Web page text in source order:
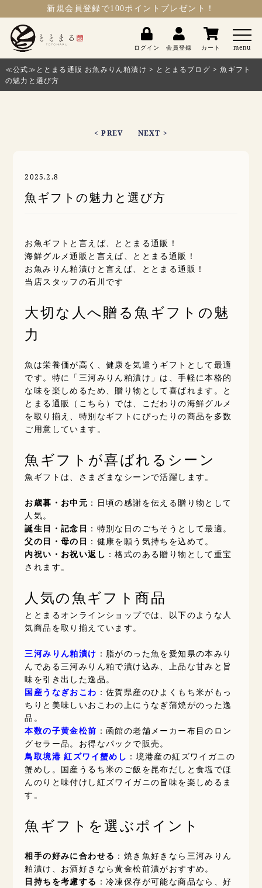
新規会員登録 で100ポイントプレゼント！
ログイン 会員登録 カート menu
≪公式≫ととまる通販 お魚みりん粕漬け > ととまるブログ >魚ギフト
の魅力と選び方
< PREV NEXT >
魚ギフトの魅力と選び方
2025.2.8
お魚ギフトと言えば、ととまる通販！
海鮮グルメ通販と言えば、ととまる通販！
お魚みりん粕漬けと言えば、ととまる通販！
当店スタッフの石川です
大切な人へ贈る魚ギフトの魅
力
魚は栄養価が高く、健康を気遣うギフトとして最適
です。特に「三河みりん粕漬け」は、手軽に本格的
な味を楽しめるため、贈り物として喜ばれます。と
とまる通販（ こちら ）では、こだわりの海鮮グルメ
を取り揃え、特別なギフトにぴったりの商品を多数
ご用意しています。
魚ギフトが喜ばれるシーン
魚ギフトは、さまざまなシーンで活躍します。
お歳暮・お中元 ：日頃の感謝を伝える贈り物として
人気。
誕生日・記念日 ：特別な日のごちそうとして最適。
父の日・母の日 ：健康を願う気持ちを込めて。
内祝い・お祝い返し ：格式のある贈り物として重宝
されます。
人気の魚ギフト商品
ととまるオンラインショップでは、以下のような人
気商品を取り揃えています。
三河みりん粕漬け ：脂がのった魚を愛知県の本みり
んである三河みりん粕で漬け込み、上品な甘みと旨
味を引き出した逸品。
国産うなぎおこわ ：佐賀県産のひよくもち米がもっ
ちりと美味しいおこわの上にうなぎ蒲焼がのった逸
品。
本数の子黄金松前 ：函館の老舗メーカー布目のロン
グセラー品。お得なパックで販売。
鳥取境港 紅ズワイ蟹めし ：境港産の紅ズワイガニの
蟹めし。国産うるち米のご飯を昆布だしと食塩でほ
んのりと味付けし紅ズワイガニの旨味を楽しめるま
す。
魚ギフトを選ぶポイント
相手の好みに合わせる ：焼き魚好きなら三河みりん
粕漬け、お酒好きなら黄金松前漬がおすすめ。
日持ちを考慮する ：冷凍保存が可能な商品なら、好